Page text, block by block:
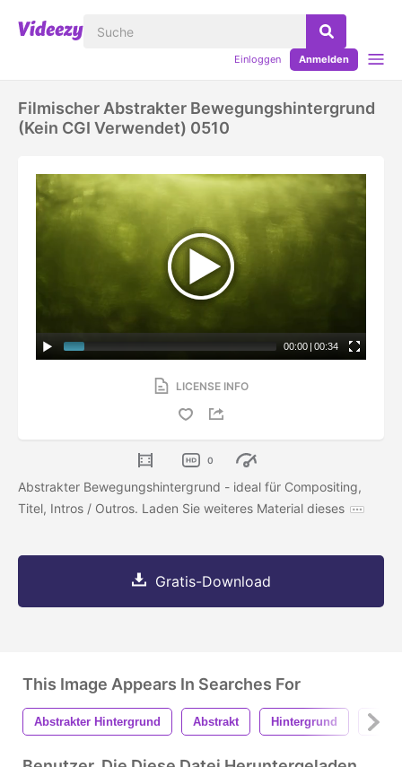
Einloggen Anmelden
Filmischer Abstrakter Bewegungshintergrund
(kein CGI Verwendet) 0510
00:00 | 00:34
LICENSE INFO
0
Abstrakter Bewegungshintergrund - ideal für Compositing,
Titel, Intros / Outros. Laden Sie weiteres Material dieses
Gratis-Download
This Image Appears In Searches For
Abstrakter Hintergrund Abstrakt Hintergrund